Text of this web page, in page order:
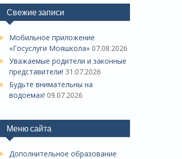
Свежие записи
Мобильное приложение
«Госуслуги Мояшкола» 07.08.2026
Уважаемые родители и законные
представители! 31.07.2026
Будьте внимательны на
водоемах! 09.07.2026
Меню сайта
Дополнительное образование